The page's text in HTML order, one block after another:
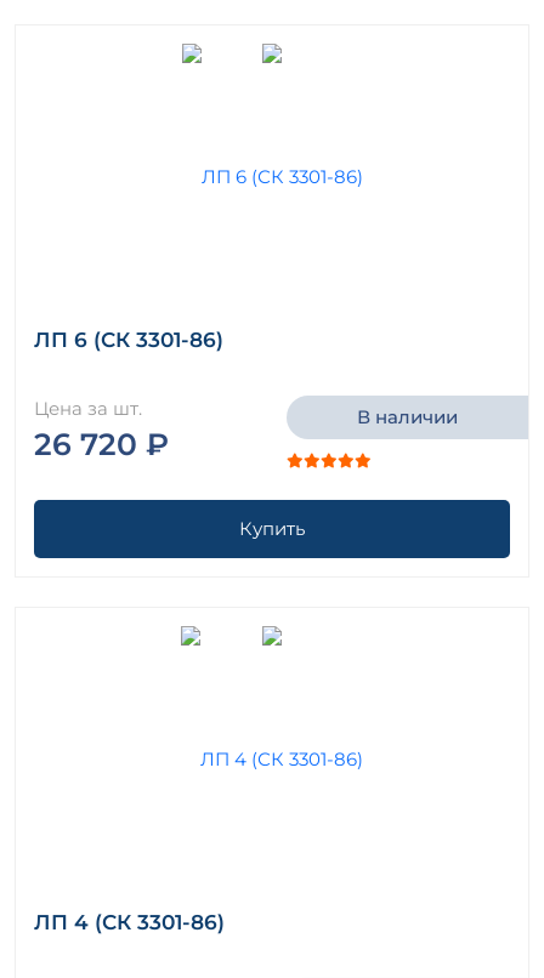
ЛП 6 (СК 3301-86)
Цена за шт.
26 720 ₽
В наличии
Купить
ЛП 4 (СК 3301-86)